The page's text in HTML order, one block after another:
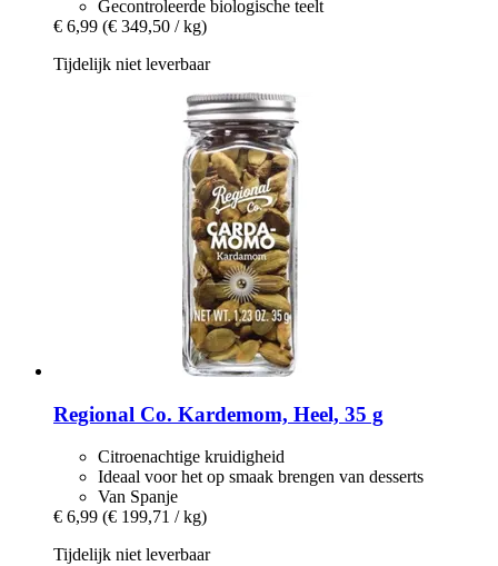
Gecontroleerde biologische teelt
€ 6,99 (€ 349,50 / kg)
Tijdelijk niet leverbaar
Regional Co. Kardemom, Heel, 35 g
Citroenachtige kruidigheid
Ideaal voor het op smaak brengen van desserts
Van Spanje
€ 6,99 (€ 199,71 / kg)
Tijdelijk niet leverbaar